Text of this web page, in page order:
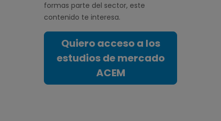
formas parte del sector, este
contenido te interesa.
Quiero acceso a los
estudios de mercado
ACEM